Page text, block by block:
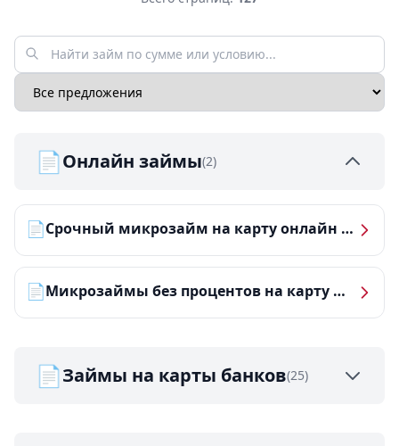
📄Онлайн займы(2)
📄 Срочный микрозайм на карту онлайн — получить деньги за 5 минут
📄 Микрозаймы без процентов на карту — ТОП-10 за 2026 год
📄Займы на карты банков(25)